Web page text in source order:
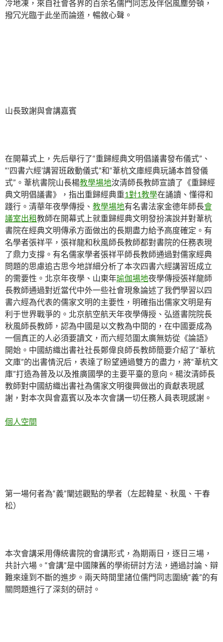
冷地凍，來自社會各界的百余名儒門同志及伴侶風塵勞頓，
撥冗光臨于此坐而論道，暢敘心聲。
山長致謝與會講嘉賓
在開幕式上，先后舉行了“重歸經典文明倡議書發布儀式”、
“‘四書六經’講習班啟動儀式”和“葦杭文庫經典玩誦本首發儀
式”。葦杭書院山長楊教學場地汝清師長教師宣讀了《重歸經
典文明倡議書》，指出重歸經典重1對1教學在誦讀、懂得和
踐行。清華年夜學傳授、 教學場地有名書法家金德年師長會
議室出租教師在開幕式上就重歸經典文明發扮演說并對葦杭
書院在經典文明傳承方面做出的長期盡力給予高度確定。有
名學者張祥平，張祥龍和秋風師長教師都對書院的任務表現
了鼎力支撐。有名儒家學者張祥平師長教師通過對儒家經典
問題的思慮追古思今地詳細分析了本次四書六經講習班成立
的需要性。北京年夜學、山東年瑜伽場地夜學傳授張祥龍師
長教師通過對近當代中外一些社會現象論述了我們學習以四
書六經為代表的儒家文明的主要性，明確指出儒家文明是有
利于世界戰爭的。北京航空航天年夜學傳授、弘道書院院長
秋風師長教師，認為中國是以文教為中間的，在中國要成為
一個真正的人必須要讀文，而六經范圍太廣無妨從《論語》
開始。中國紡織出書社社長鄭偉良師長教師簡要介紹了“葦杭
文庫”的出書情況后，表達了盼望通過雙方的盡力，將“葦杭文
庫”打造為普及以及推廣國學的主要平臺的意向。楊汝清師長
教師對中國紡織出書社為儒家文明復興做出的貢獻表現感
謝，對本次與會嘉賓以及本次會講一切任務人員表現感謝。
個人空間
第一場何者為“義”闡述觀點的學者（左起韓星、秋風、干春
松）
本次會講采用傳統書院的會講形式，為期兩日，逐日三場，
共計六場。“會講”是中國陳舊的學術研討方法，通過討論、辯
難來達到不斷的進步。兩天時間里諸位儒門同志圍繞“義”的有
關問題進行了深刻的研討。